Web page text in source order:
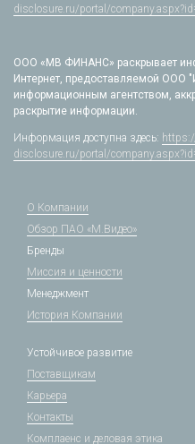
disclosure.ru/portal/
ООО «МВ ФИНАНС» раскрывает
Интернет, предоставляемой ООО
информационным агентством,
раскрытие информации.
Информация доступна здесь:
disclosure.ru/portal/
О Компании
Обзор ПАО «М.Видео»
Бренды
Миссия и ценности
Менеджмент
История Компании
Устойчивое развитие
Поставщикам
Карьера
Контакты
Комплаенс и деловая этика